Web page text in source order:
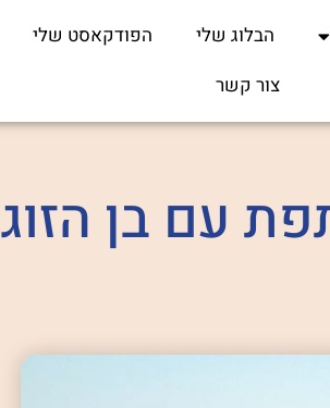
הבלוג שלי הפודקאסט שלי
צור קשר
עם בן הזוג